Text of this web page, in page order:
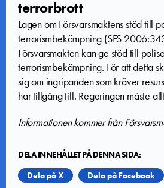
terrorbrott
Lagen om Försvarsmaktens stöd till
terrorismbekämpning (SFS
Försvarsmakten kan ge stöd till
terrorismbekämpning. För att detta
sig om ingripanden som kräver
har tillgång till. Regeringen måste
Informationen kommer från
DELA INNEHÅLLET PÅ DENNA SIDA:
Dela på X
Dela på Facebook